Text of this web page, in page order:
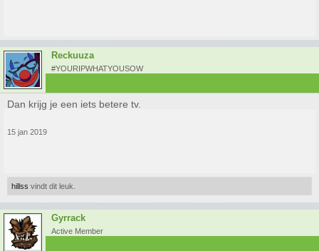
Reckuuza
#YOURIPWHATYOUSOW
Dan krijg je een iets betere tv.
15 jan 2019
hillss vindt dit leuk.
Gyrrack
Active Member